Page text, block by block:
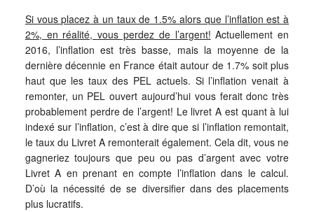
Si vous placez à un taux de 1.5% alors que l’inflation est à
2%, en réalité, vous perdez de l’argent! Actuellement en
2016, l’inflation est très basse, mais la moyenne de la
dernière décennie en France était autour de 1.7% soit plus
haut que les taux des PEL actuels. Si l’inflation venait à
remonter, un PEL ouvert aujourd’hui vous ferait donc très
probablement perdre de l’argent! Le livret A est quant à lui
indexé sur l’inflation, c’est à dire que si l’inflation remontait,
le taux du Livret A remonterait également. Cela dit, vous ne
gagneriez toujours que peu ou pas d’argent avec votre
Livret A en prenant en compte l’inflation dans le calcul.
D’où la nécessité de se diversifier dans des placements
plus lucratifs.